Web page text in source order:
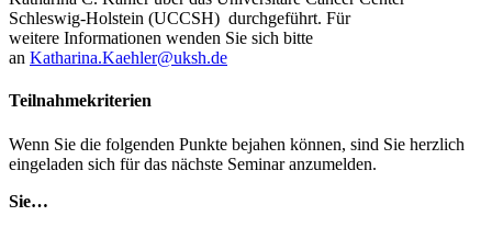
Schleswig-Holstein (UCCSH) durchgeführt. Für
weitere Informationen wenden Sie sich bitte
an Katharina.Kaehler@uksh.de
Teilnahmekriterien
Wenn Sie die folgenden Punkte bejahen können, sind Sie herzlich
eingeladen sich für das nächste Seminar anzumelden.
Sie…